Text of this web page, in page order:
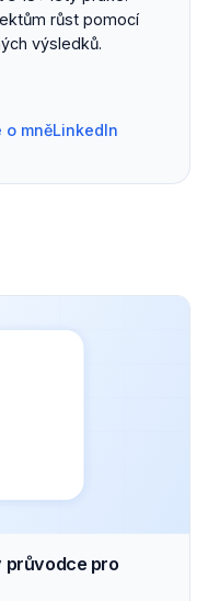
růst pomocí
výsledků.
o mněLinkedIn
průvodce pro